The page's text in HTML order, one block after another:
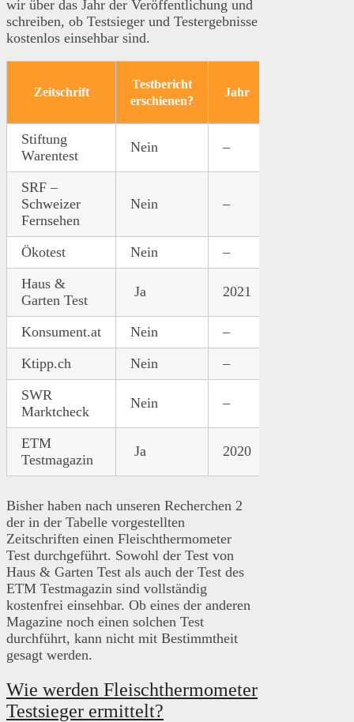
wir über das Jahr der Veröffentlichung und
schreiben, ob Testsieger und Testergebnisse
kostenlos einsehbar sind.
Zeitschrift
Testbericht
erschienen?
Jahr
Stiftung
Warentest
Nein –
SRF –
Schweizer
Fernsehen
Nein –
Ökotest Nein –
Haus &
Garten Test
Ja 2021
Konsument.at Nein –
Ktipp.ch
Nein –
SWR
Marktcheck
Nein –
ETM
Testmagazin
Ja 2020
Bisher haben nach unseren Recherchen 2
der in der Tabelle vorgestellten
Zeitschriften einen Fleischthermometer
Test durchgeführt. Sowohl der Test von
Haus & Garten Test als auch der Test des
ETM Testmagazin sind vollständig
kostenfrei einsehbar. Ob eines der anderen
Magazine noch einen solchen Test
durchführt, kann nicht mit Bestimmtheit
gesagt werden.
Wie werden Fleischthermometer
Testsieger ermittelt?